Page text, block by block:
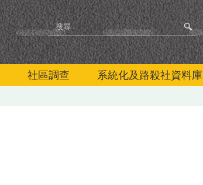
社區調查 系統化及路殺社資料庫